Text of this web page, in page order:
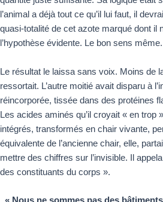
l’animal a déjà tout ce qu’il lui faut, il
quasi-totalité de cet azote marqué dont il
l’hypothèse évidente. Le bon sens même.
Le résultat le laissa sans voix. Moins de
ressortait. L’autre moitié avait disparu à
réincorporée, tissée dans des protéines
Les acides aminés qu’il croyait « en trop
intégrés, transformés en chair vivante,
équivalente de l’ancienne chair, elle,
mettre des chiffres sur l’invisible. Il
des constituants du corps ».